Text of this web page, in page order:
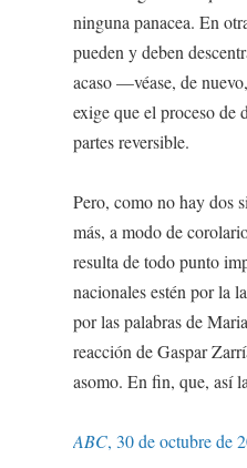
ninguna panacea. En
pueden y deben
acaso —véase, de
exige que el proceso de
partes reversible.
Pero, como no hay dos
más, a modo de
resulta de todo punto
nacionales estén por la
por las palabras de
reacción de Gaspar
asomo. En fin, que, así
ABC, 30 de octubre de